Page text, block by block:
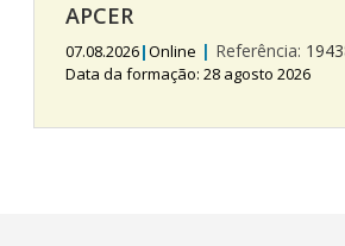
APCER
07.08.2026|Online | Referência:
Data da formação: 28 agosto 2026